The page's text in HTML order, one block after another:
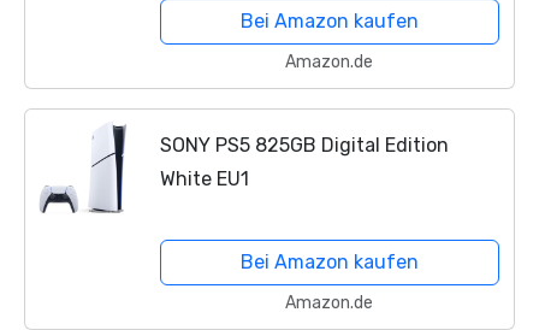
Bei Amazon kaufen
Amazon.de
SONY PS5 825GB Digital Edition
White EU1
Bei Amazon kaufen
Amazon.de